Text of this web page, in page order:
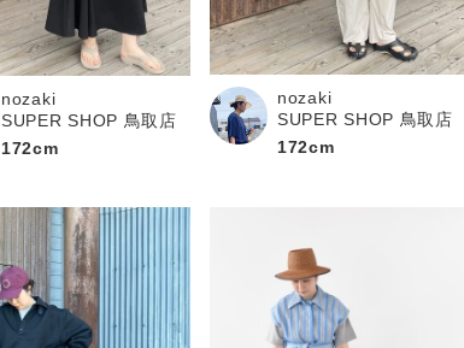
nozaki
SUPER SHOP 鳥取店
172cm
nozaki
SUPER SHOP 鳥取店
172cm